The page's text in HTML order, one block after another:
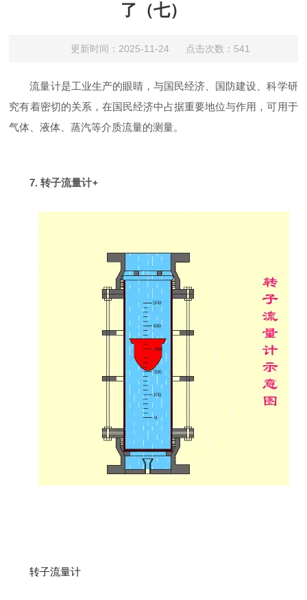
了（七）
更新时间：2025-11-24 点击次数：541
流量计是工业生产的眼睛，与国民经济、国防建设、科学研
究有着密切的关系，在国民经济中占据重要地位与作用，可用于
气体、液体、蒸汽等介质流量的测量。
7. 转子流量计
转子流量计